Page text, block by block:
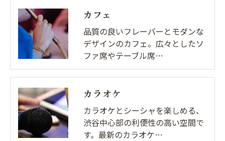
カフェ
品質の良いフレーバーとモダンな
デザインのカフェ。広々としたソ
ファ席やテーブル席…
カラオケ
カラオケとシーシャを楽しめる、
渋谷中心部の利便性の高い空間で
す。最新のカラオケ…